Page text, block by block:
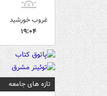
غروب خورشید
۱۹:۰۴
تازه های جامعه